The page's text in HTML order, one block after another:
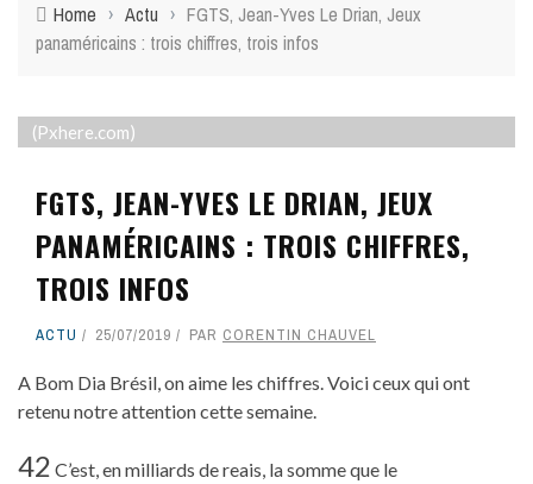
Home › Actu › FGTS, Jean-Yves Le Drian, Jeux
panaméricains : trois chiffres, trois infos
(Pxhere.com)
FGTS, JEAN-YVES LE DRIAN, JEUX
PANAMÉRICAINS : TROIS CHIFFRES,
TROIS INFOS
ACTU 25/07/2019 PAR CORENTIN CHAUVEL
A Bom Dia Brésil, on aime les chiffres. Voici ceux qui ont
retenu notre attention cette semaine.
42 C’est, en milliards de reais, la somme que le